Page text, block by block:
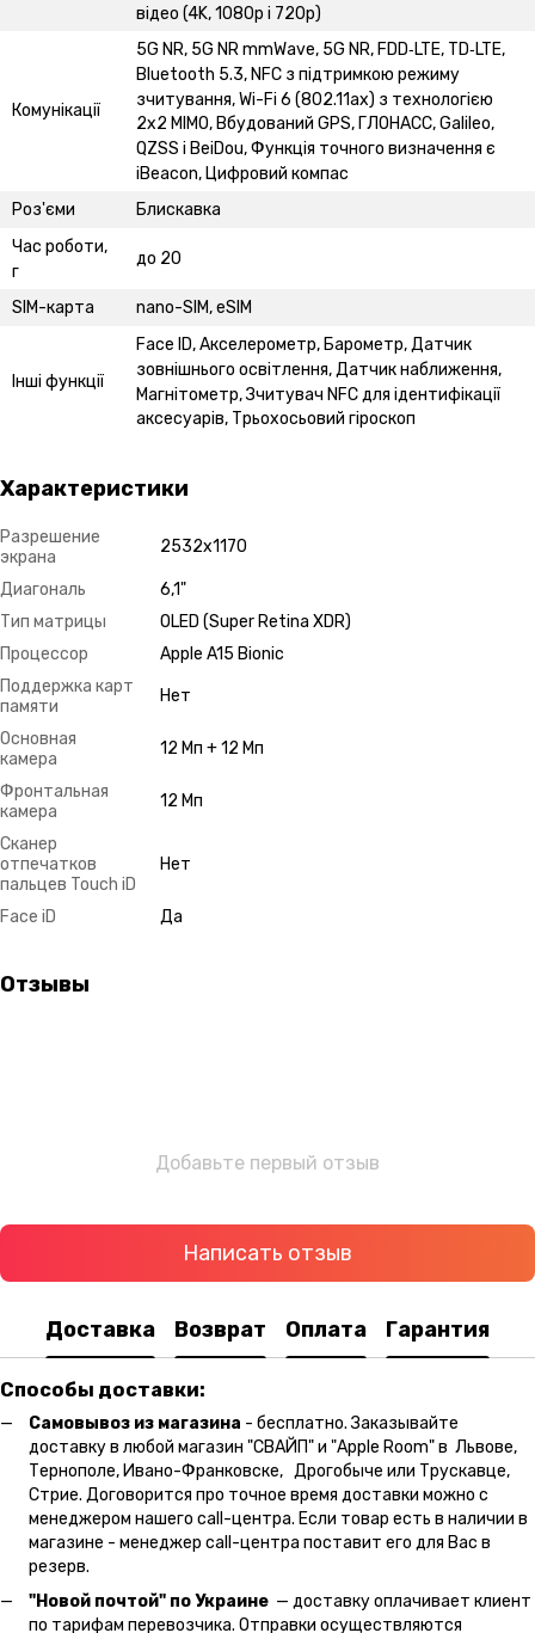
відео (4K, 1080p і 720p)
Комунікації
5G NR, 5G NR mmWave, 5G NR, FDD‑LTE, TD‑LTE,
Bluetooth 5.3, NFC з підтримкою режиму
зчитування, Wi-Fi 6 (802.11ax) з технологією
2x2 MIMO, Вбудований GPS, ГЛОНАСС, Galileo,
QZSS і BeiDou, Функція точного визначення є
iBeacon, Цифровий компас
Роз'єми
Блискавка
Час роботи,
г
до 20
SIM-карта nano-SIM, eSIM
Інші функції
Face ID, Акселерометр, Барометр, Датчик
зовнішнього освітлення, Датчик наближення,
Магнітометр, Зчитувач NFC для ідентифікації
аксесуарів, Трьохосьовий гіроскоп
Характеристики
Разрешение
экрана
2532x1170
Диагональ
6,1"
Тип матрицы
OLED (Super Retina XDR)
Процессор
Apple A15 Bionic
Поддержка карт
памяти
Нет
Основная
камера
12 Мп + 12 Мп
Фронтальная
камера
12 Мп
Сканер
отпечатков
пальцев Touch iD
Нет
Face iD Да
Отзывы
Добавьте первый отзыв
Написать отзыв
Доставка Возврат Оплата Гарантия
Способы доставки:
Самовывоз из магазина - бесплатно. Заказывайте
доставку в любой магазин "СВАЙП" и "Apple Room" в Львове,
Тернополе, Ивано-Франковске, Дрогобыче или Трускавце,
Стрие. Договорится про точное время доставки можно с
менеджером нашего call-центра. Если товар есть в наличии в
магазине - менеджер call-центра поставит его для Вас в
резерв.
"Новой почтой" по Украине — доставку оплачивает клиент
по тарифам перевозчика. Отправки осуществляются